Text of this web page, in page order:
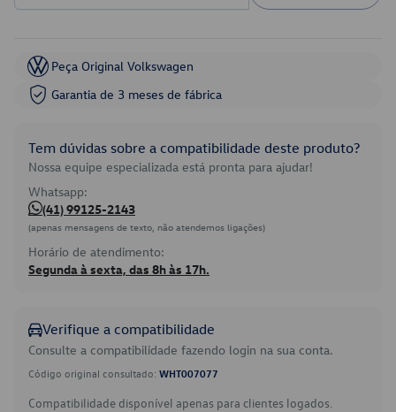
Peça Original Volkswagen
Garantia de 3 meses de fábrica
Tem dúvidas sobre a compatibilidade deste produto?
Nossa equipe especializada está pronta para ajudar!
Whatsapp:
(41) 99125-2143
(apenas mensagens de texto, não atendemos ligações)
Horário de atendimento:
Segunda à sexta, das 8h às 17h.
Verifique a compatibilidade
Consulte a compatibilidade fazendo login na sua conta.
Código original consultado: WHT007077
Compatibilidade disponível apenas para clientes logados.